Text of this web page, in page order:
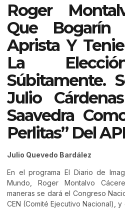
Roger
Que Bogarín
Aprista Y
La
Súbitamente.
Julio
Saavedra
Perlitas” Del
Julio Quevedo Bardález
En el programa El Diario de
Mundo, Roger Montalvo
maneras se dará el Congreso
CEN (Comité Ejecutivo Nacional),